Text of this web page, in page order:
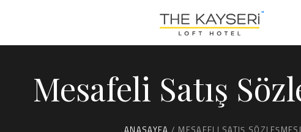
"
Mesafeli Satış